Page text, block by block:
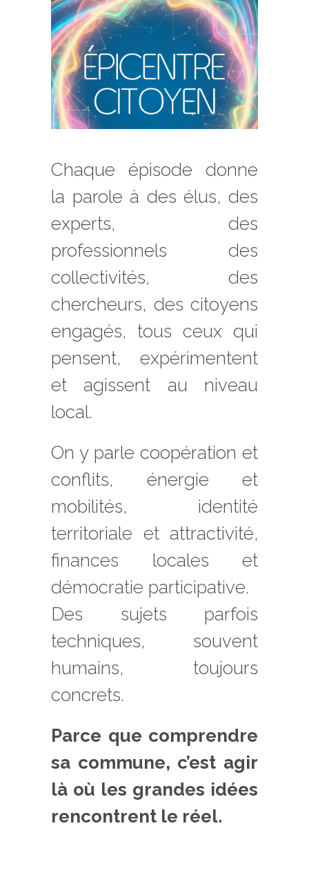
Chaque épisode donne
la parole à des élus, des
experts, des
professionnels des
collectivités, des
chercheurs, des citoyens
engagés, tous ceux qui
pensent, expérimentent
et agissent au niveau
local.
On y parle coopération et
conflits, énergie et
mobilités, identité
territoriale et attractivité,
finances locales et
démocratie participative.
Des sujets parfois
techniques, souvent
humains, toujours
concrets.
Parce que comprendre
sa commune, c’est agir
là où les grandes idées
rencontrent le réel.